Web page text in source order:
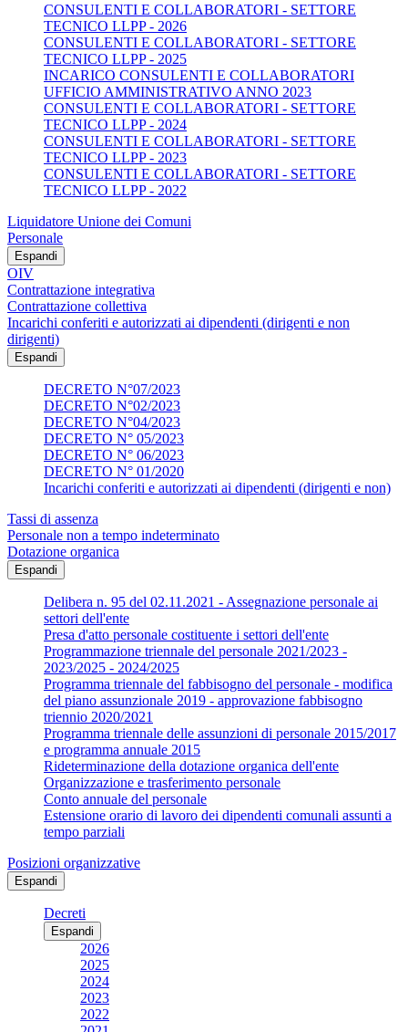
CONSULENTI E COLLABORATORI - SETTORE
TECNICO LLPP - 2026
CONSULENTI E COLLABORATORI - SETTORE
TECNICO LLPP - 2025
INCARICO CONSULENTI E COLLABORATORI
UFFICIO AMMINISTRATIVO ANNO 2023
CONSULENTI E COLLABORATORI - SETTORE
TECNICO LLPP - 2024
CONSULENTI E COLLABORATORI - SETTORE
TECNICO LLPP - 2023
CONSULENTI E COLLABORATORI - SETTORE
TECNICO LLPP - 2022
Liquidatore Unione dei Comuni
Personale
Espandi
OIV
Contrattazione integrativa
Contrattazione collettiva
Incarichi conferiti e autorizzati ai dipendenti (dirigenti e non
dirigenti)
Espandi
DECRETO N°07/2023
DECRETO N°02/2023
DECRETO N°04/2023
DECRETO N° 05/2023
DECRETO N° 06/2023
DECRETO N° 01/2020
Incarichi conferiti e autorizzati ai dipendenti (dirigenti e non)
Tassi di assenza
Personale non a tempo indeterminato
Dotazione organica
Espandi
Delibera n. 95 del 02.11.2021 - Assegnazione personale ai
settori dell'ente
Presa d'atto personale costituente i settori dell'ente
Programmazione triennale del personale 2021/2023 -
2023/2025 - 2024/2025
Programma triennale del fabbisogno del personale - modifica
del piano assunzionale 2019 - approvazione fabbisogno
triennio 2020/2021
Programma triennale delle assunzioni di personale 2015/2017
e programma annuale 2015
Rideterminazione della dotazione organica dell'ente
Organizzazione e trasferimento personale
Conto annuale del personale
Estensione orario di lavoro dei dipendenti comunali assunti a
tempo parziali
Posizioni organizzative
Espandi
Decreti
Espandi
2026
2025
2024
2023
2022